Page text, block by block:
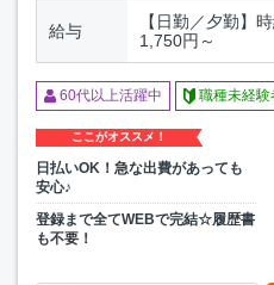
給与
【日勤／夕勤】
1,750円～
60代以上活躍中 職種未経験
ここがオススメ！
日払いOK！急な出費があっても
安心♪
登録まで全てWEBで完結☆履歴書
も不要！